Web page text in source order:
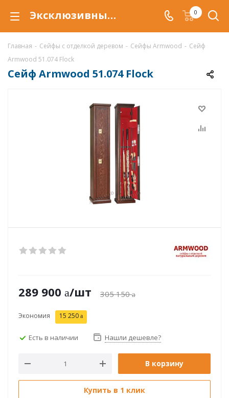
Эксклюзивный сейф Armwood 51.074 Flock с отделкой деревом 0
Главная - Сейфы с отделкой деревом - Сейфы Armwood - Сейф
Armwood 51.074 Flock
Сейф Armwood 51.074 Flock
289 900 /шт 305 150
Экономия 15 250
Есть в наличии Нашли дешевле?
В корзину
Купить в 1 клик